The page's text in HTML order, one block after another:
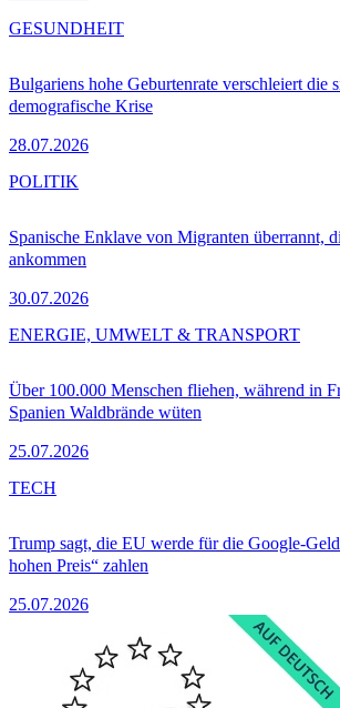
Bulgariens hohe Geburtenrate verschleiert die
demografische Krise
28.07.2026
GESUNDHEIT
Spanische Enklave von Migranten überrannt,
ankommen
30.07.2026
POLITIK
Über 100.000 Menschen fliehen, während in
Spanien Waldbrände wüten
25.07.2026
ENERGIE, UMWELT & TRANSPORT
Trump sagt, die EU werde für die Google-
hohen Preis“ zahlen
25.07.2026
TECH